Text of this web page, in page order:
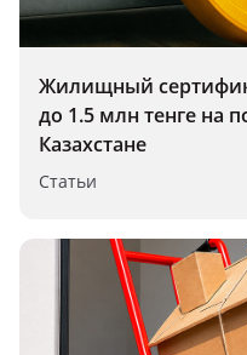
Жилищный
до 1.5 млн тенге на
Казахстане
Статьи